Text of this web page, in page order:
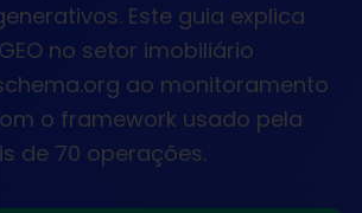
Este guia explica
no setor imobiliário
ao monitoramento
o framework usado pela
de 70 operações.